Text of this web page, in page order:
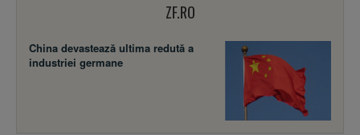
ZF.RO
China devastează ultima redută a
industriei germane